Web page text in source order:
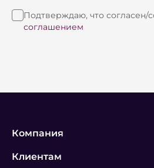
Подтверждаю, что согласен/
соглашением
Компания
Клиентам